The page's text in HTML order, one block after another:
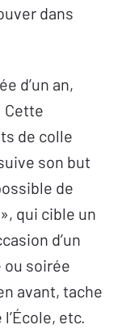
dans
d’un an,
Cette
de colle
son but
de
qui cible un
d’un
soirée
avant, tache
etc.